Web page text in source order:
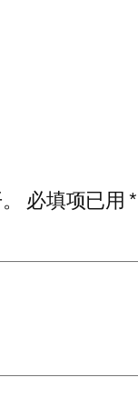
必填项已用*